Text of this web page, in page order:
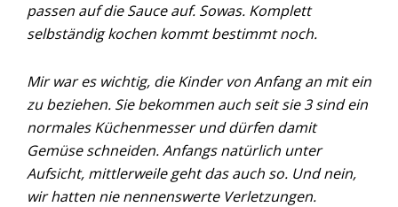
passen auf die Sauce auf. Sowas. Komplett
selbständig kochen kommt bestimmt noch.
Mir war es wichtig, die Kinder von Anfang an mit ein
zu beziehen. Sie bekommen auch seit sie 3 sind ein
normales Küchenmesser und dürfen damit
Gemüse schneiden. Anfangs natürlich unter
Aufsicht, mittlerweile geht das auch so. Und nein,
wir hatten nie nennenswerte Verletzungen.